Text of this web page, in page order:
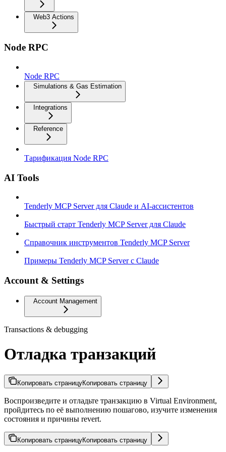
Web3 Actions
Node RPC
Node RPC
Simulations & Gas Estimation
Integrations
Reference
Тарификация Node RPC
AI Tools
Tenderly MCP Server для Claude и AI-ассистентов
Быстрый старт Tenderly MCP Server для Claude
Справочник инструментов Tenderly MCP Server
Примеры Tenderly MCP Server с Claude
Account & Settings
Account Management
Transactions & debugging
Отладка транзакций
Копировать страницуКопировать страницу
Воспроизведите и отладьте транзакцию в Virtual Environment,
пройдитесь по её выполнению пошагово, изучите изменения
состояния и причины revert.
Копировать страницуКопировать страницу